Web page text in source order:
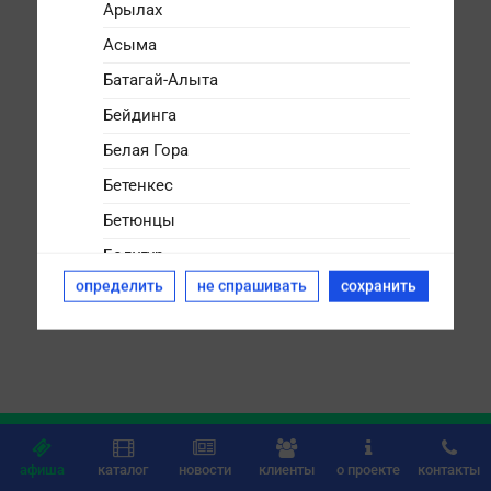

афиша

каталог

новости

клиенты

о проекте

контакты
Арылах
Асыма
Батагай-Алыта
Бейдинга
Белая Гора
Бетенкес
Бетюнцы
Болугур
Булгунняхтах
Бясь-Кюёль
Дюпся
Дябыла
определить не спрашивать сохранить